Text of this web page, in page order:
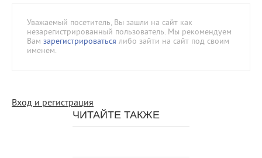
Уважаемый посетитель, Вы зашли на сайт как
незарегистрированный пользователь. Мы рекомендуем
Вам зарегистрироваться либо зайти на сайт под своим
именем.
Вход и регистрация
ЧИТАЙТЕ ТАКЖЕ